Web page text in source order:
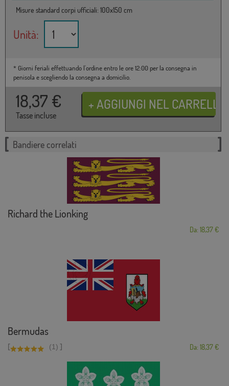
Misure standard corpi ufficiali: 100x150 cm
Unità:
* Giorni feriali effettuando l'ordine entro le ore 12:00 per la consegna in
penisola e scegliendo la consegna a domicilio.
18,37 €
Tasse incluse
Bandiere correlati
Richard the Lionking
Da: 18,37 €
Bermudas
[ (1) ] Da: 18,37 €